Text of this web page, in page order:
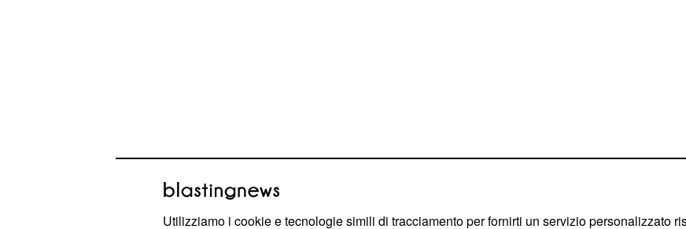
Diciamo da subito che i due contendentirisultano essere
davvero performanti sotto tutti i punti di vista, ed ognuno ha i
Utilizziamo i cookie e tecnologie simili di tracciamento per fornirti un servizio personalizzato